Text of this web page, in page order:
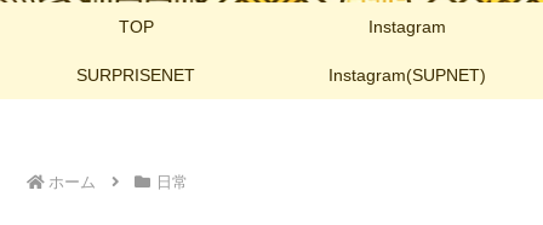
TOP Instagram
SURPRISENET Instagram(SUPNET)
ホーム 日常